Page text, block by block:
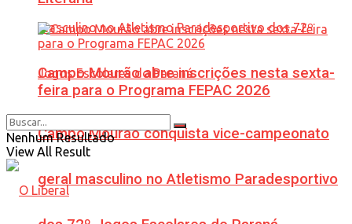
Campo Mourão conquista vice-campeonato
geral masculino no Atletismo Paradesportivo
Campo Mourão abre inscrições nesta sexta-
feira para o Programa FEPAC 2026
Nenhum Resultado
View All Result